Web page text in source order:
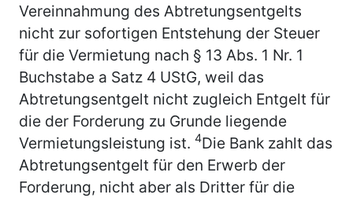
Vereinnahmung des Abtretungsentgelts
nicht zur sofortigen Entstehung der Steuer
für die Vermietung nach § 13 Abs. 1 Nr. 1
Buchstabe a Satz 4 UStG, weil das
Abtretungsentgelt nicht zugleich Entgelt für
die der Forderung zu Grunde liegende
Vermietungsleistung ist. 4Die Bank zahlt das
Abtretungsentgelt für den Erwerb der
Forderung, nicht aber als Dritter für die